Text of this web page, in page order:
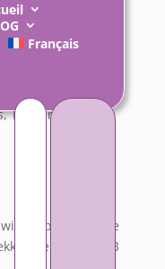
Français
Rechercher :
,Témoins
porte-parole
le 7 Juin 2013